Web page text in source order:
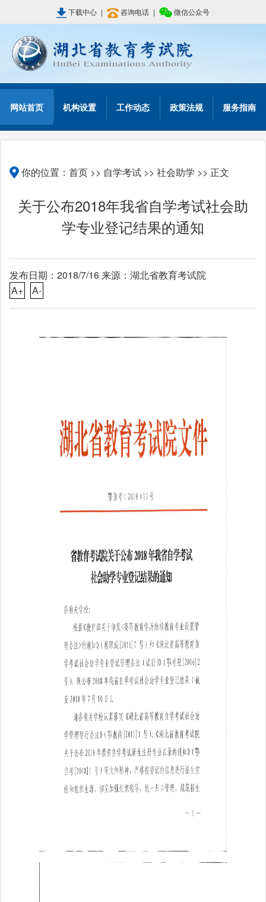
下载中心 | 咨询电话 | 微信公众号
网站首页 机构设置 工作动态 政策法规 服务指南
你的位置： 首页 >> 自学考试 >> 社会助学 >> 正文
关于公布2018年我省自学考试社会助
学专业登记结果的通知
发布日期：2018/7/16 来源：湖北省教育考试院
A+
A-